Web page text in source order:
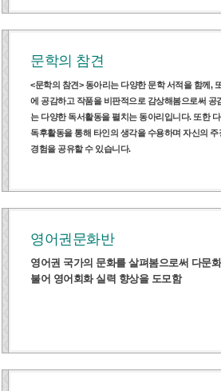
문학의 참견
<문학의 참견> 동아리는 다양한 문학 서적을 함께,
에 공감하고 작품을 비판적으로 감상해봄으로써 공
는 다양한 독서활동을 펼치는 동아리입니다. 또한
독후활동을 통해 타인의 생각을 수용하며 자신의
경험을 공유할 수 있습니다.
영어권문화반
영어권 국가의 문화를 살펴봄으로써 다문
불어 영어회화 실력 향상을 도모함